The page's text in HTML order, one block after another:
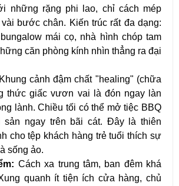
những rặng phi lao, chỉ cách mép
bước chân. Kiến trúc rất đa dạng:
mái cọ, nhà hình chóp tam
căn phòng kính nhìn thẳng ra đại
Khung cảnh đậm chất "healing" (chữa
thức giấc vươn vai là đón ngay làn
lành. Chiều tối có thể mở tiệc BBQ
sản ngay trên bãi cát. Đây là thiên
cho tệp khách hàng trẻ tuổi thích sự
sống ảo.
Cách xa trung tâm, ban đêm khá
quanh ít tiện ích cửa hàng, chủ